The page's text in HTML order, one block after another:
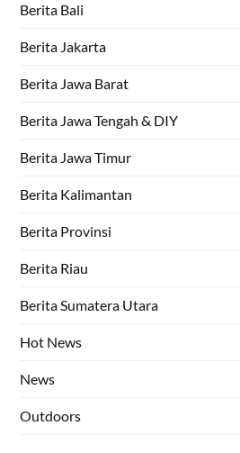
Berita Bali
Berita Jakarta
Berita Jawa Barat
Berita Jawa Tengah & DIY
Berita Jawa Timur
Berita Kalimantan
Berita Provinsi
Berita Riau
Berita Sumatera Utara
Hot News
News
Outdoors